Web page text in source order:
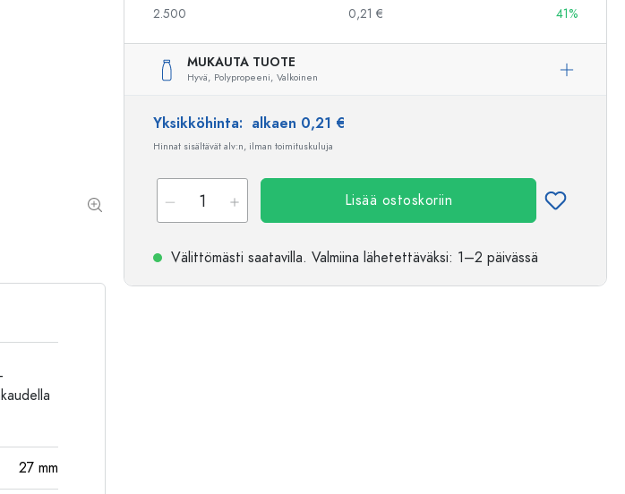
Käymisastiat
2.500
0,21 € 41%
MUKAUTA TUOTE
Hyvä, Polypropeeni, Valkoinen
Yksikköhinta: alkaen 0,21 €
Hinnat sisältävät alv:n, ilman toimituskuluja
Lisää ostoskoriin
Välittömästi saatavilla. Valmiina lähetettäväksi: 1–2 päivässä
27 mm